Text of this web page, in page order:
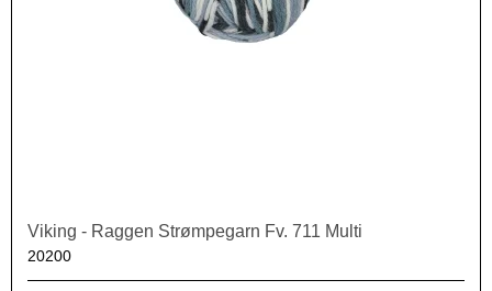
Viking - Raggen Strømpegarn Fv. 711 Multi
20200